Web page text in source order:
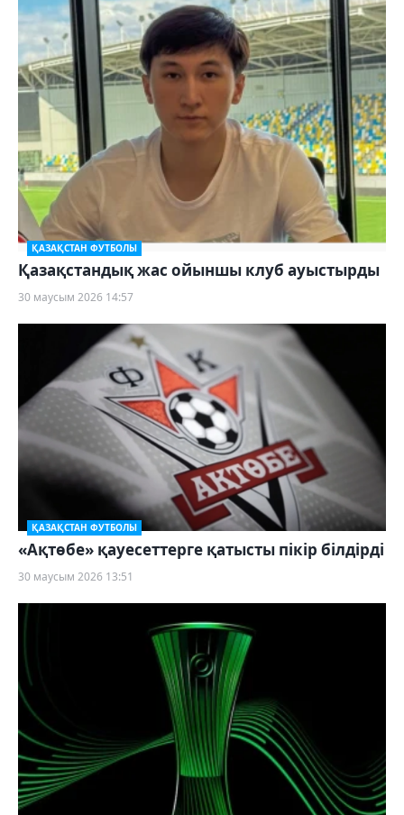
ҚАЗАҚСТАН ФУТБОЛЫ
Қазақстандық жас ойыншы клуб ауыстырды
30 маусым 2026 14:57
ҚАЗАҚСТАН ФУТБОЛЫ
«Ақтөбе» қауесеттерге қатысты пікір білдірді
30 маусым 2026 13:51